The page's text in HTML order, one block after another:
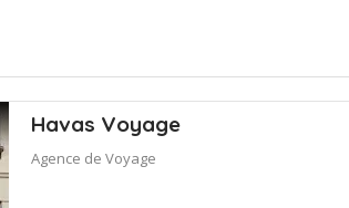
Havas Voyage
Agence de Voyage